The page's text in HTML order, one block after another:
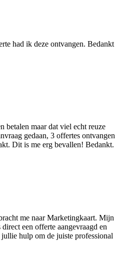
had ik deze ontvangen. Bedankt
betalen maar dat viel echt reuze
gedaan, 3 offertes ontvangen
Dit is me erg bevallen! Bedankt.
me naar Marketingkaart. Mijn
een offerte aangevraagd en
hulp om de juiste professional